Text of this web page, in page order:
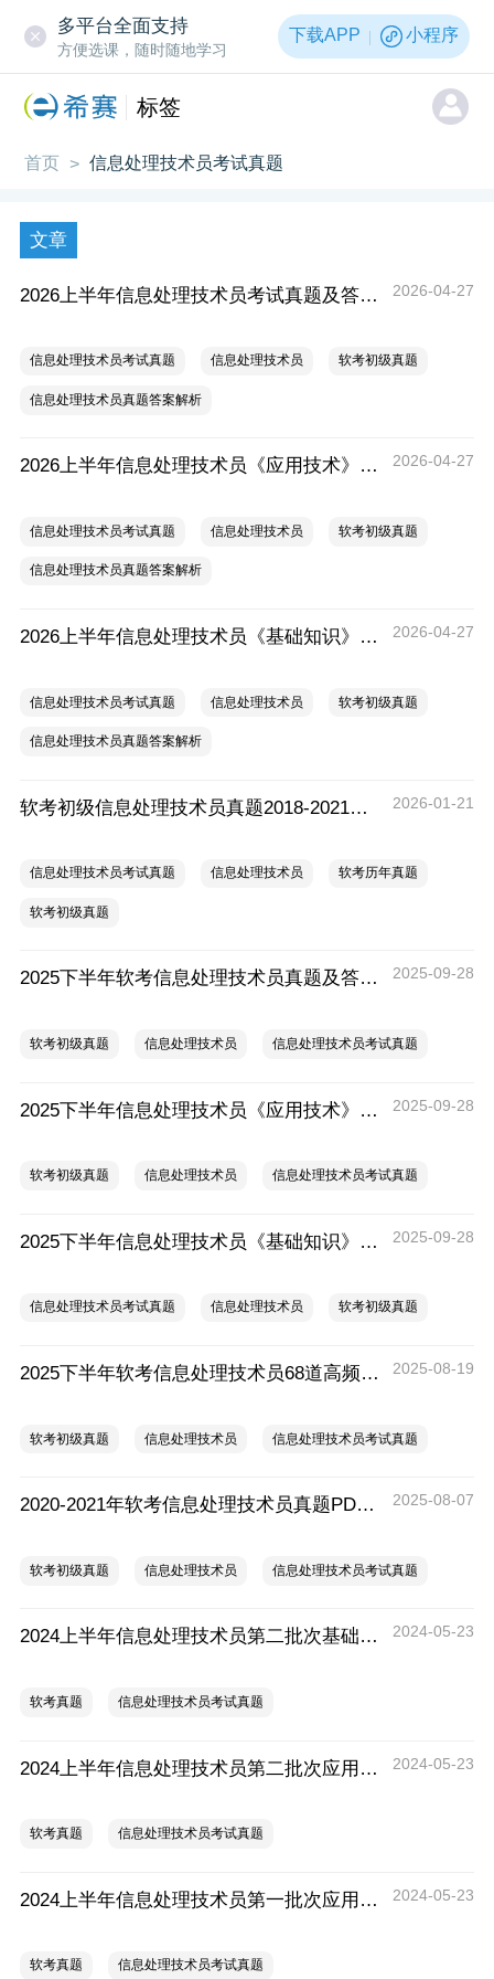
多平台全面支持
方便选课，随时随地学习
下载APP 小程序
标签
首页 > 信息处理技术员考试真题
文章
2026上半年信息处理技术员考试真题及答案解析汇总（考后更新） 2026-04-27
信息处理技术员考试真题 信息处理技术员 软考初级真题
信息处理技术员真题答案解析
2026上半年信息处理技术员《应用技术》考试真题及答案（考后更新） 2026-04-27
信息处理技术员考试真题 信息处理技术员 软考初级真题
信息处理技术员真题答案解析
2026上半年信息处理技术员《基础知识》考试真题及答案（考后更新） 2026-04-27
信息处理技术员考试真题 信息处理技术员 软考初级真题
信息处理技术员真题答案解析
软考初级信息处理技术员真题2018-2021年汇总 2026-01-21
信息处理技术员考试真题 信息处理技术员 软考历年真题
软考初级真题
2025下半年软考信息处理技术员真题及答案解析汇总（考后更新） 2025-09-28
软考初级真题 信息处理技术员 信息处理技术员考试真题
2025下半年信息处理技术员《应用技术》真题及答案（考后更新） 2025-09-28
软考初级真题 信息处理技术员 信息处理技术员考试真题
2025下半年信息处理技术员《基础知识》真题及答案（考后更新） 2025-09-28
信息处理技术员考试真题 信息处理技术员 软考初级真题
2025下半年软考信息处理技术员68道高频真题 2025-08-19
软考初级真题 信息处理技术员 信息处理技术员考试真题
2020-2021年软考信息处理技术员真题PDF版汇总 2025-08-07
软考初级真题 信息处理技术员 信息处理技术员考试真题
2024上半年信息处理技术员第二批次基础知识考试真题 2024-05-23
软考真题 信息处理技术员考试真题
2024上半年信息处理技术员第二批次应用技术考试真题 2024-05-23
软考真题 信息处理技术员考试真题
2024上半年信息处理技术员第一批次应用技术考试真题 2024-05-23
软考真题 信息处理技术员考试真题